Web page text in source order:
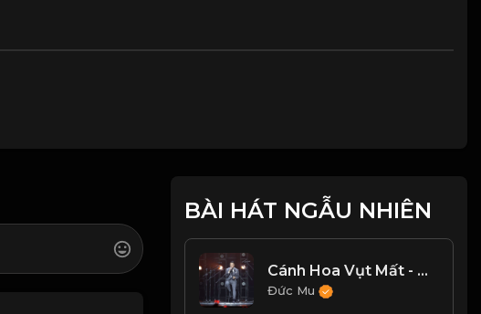
BÀI HÁT NGẪU NHIÊN
Cánh Hoa Vụt Mất - Trương Thế Vinh
Đức Mu